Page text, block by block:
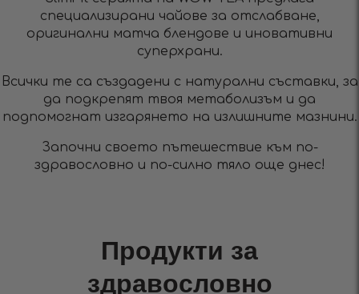
специализирани чайове за отслабване,
оригинални матча блендове и иновативни
суперхрани.
Всички те са създадени с натурални съставки, за
да подкрепят твоя метаболизъм и да
подпомогнат изгарянето на излишните мазнини.
Започни своето пътешествие към по-
здравословно и по-силно тяло още днес!
Продукти за
здравословно